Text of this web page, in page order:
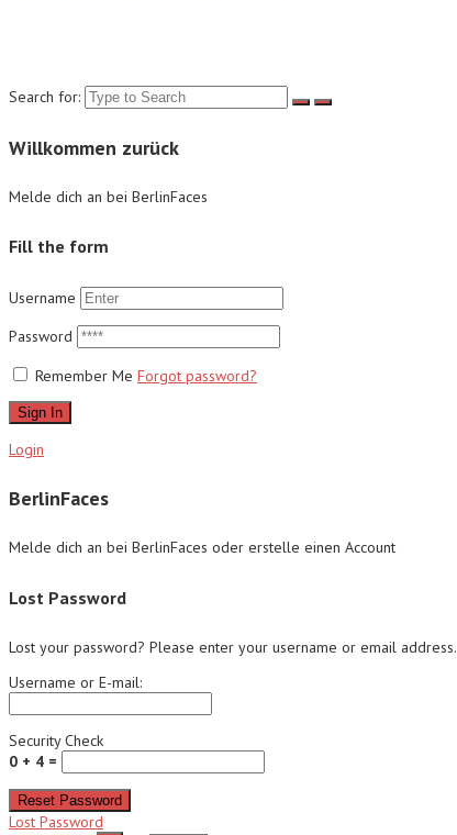
Search for:
Willkommen zurück
Melde dich an bei BerlinFaces
Fill the form
Username
Password
Remember Me Forgot password?
Sign In
Login
BerlinFaces
Melde dich an bei BerlinFaces oder erstelle einen Account
Lost Password
Lost your password? Please enter your username or email
Username or E-mail:
Security Check
0 + 4 =
Reset Password
Lost Password